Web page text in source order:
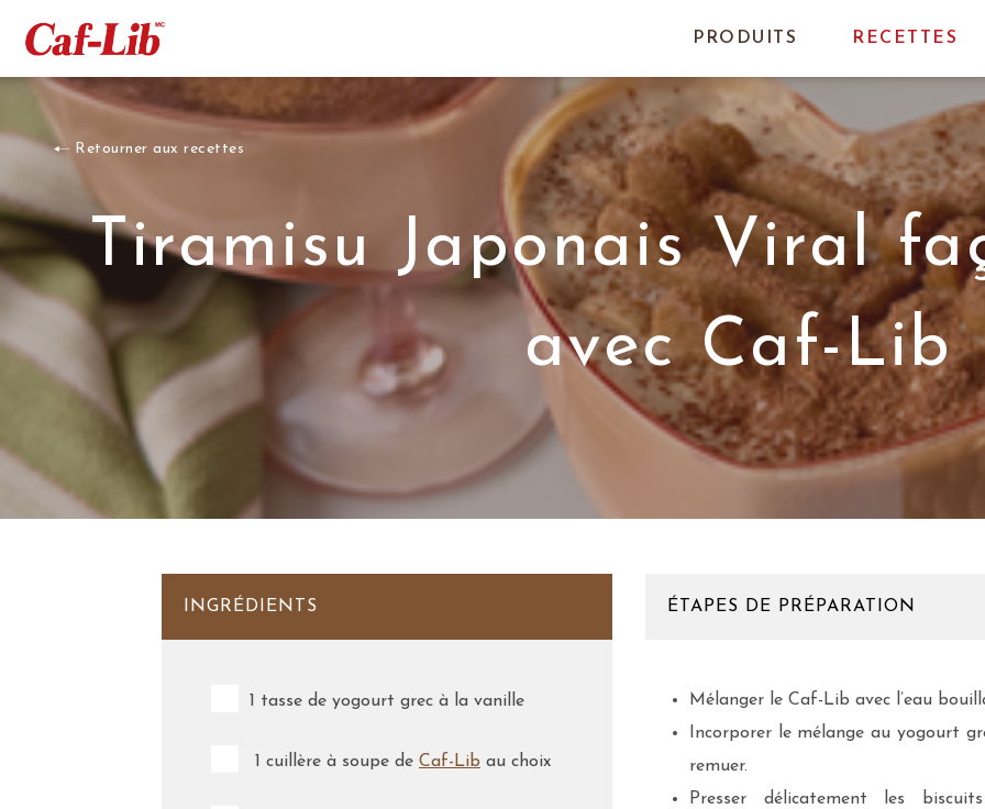
PRODUITS RECETTES
Retourner aux recettes
Tiramisu Japonais Viral
avec Caf-Lib
INGRÉDIENTS
1 tasse de yogourt grec à la vanille
1 cuillère à soupe de Caf-Lib au choix
ÉTAPES DE PRÉPARATION
Mélanger le Caf-Lib avec l’eau
Incorporer le mélange au yogourt
remuer.
Presser délicatement les